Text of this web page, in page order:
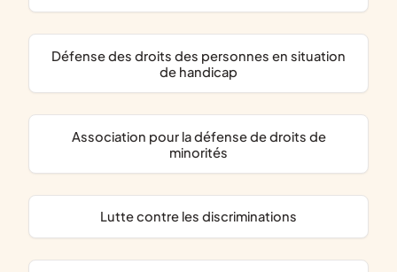
défense des droits des personnes en situation
de handicap
association pour la défense de droits de
minorités
lutte contre les discriminations